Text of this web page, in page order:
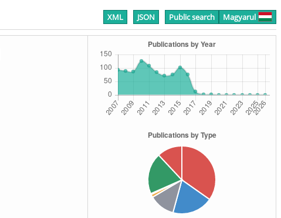
XML JSON Public search Magyarul